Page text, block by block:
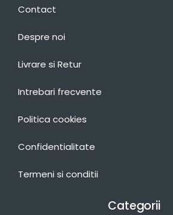
Contact
Despre noi
Livrare si Retur
Intrebari frecvente
Politica cookies
Confidentialitate
Termeni si conditii
Categorii